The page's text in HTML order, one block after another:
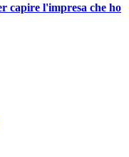
capire l'impresa che ho